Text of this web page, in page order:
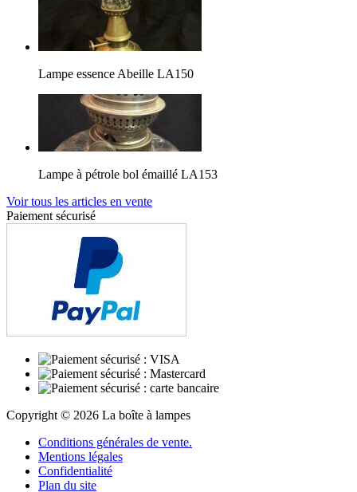
Lampe essence Abeille LA150
Lampe à pétrole bol émaillé LA153
Voir tous les articles en vente
Paiement sécurisé
Copyright © 2026 La boîte à lampes
Conditions générales de vente.
Mentions légales
Confidentialité
Plan du site